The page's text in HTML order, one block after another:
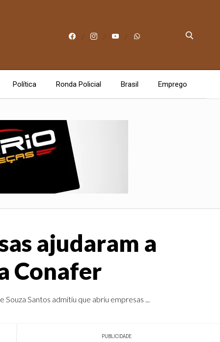
Política Ronda Policial Brasil Emprego
ajudaram a
Conafer
Santos admitiu que abriu empresas ...
PUBLICIDADE